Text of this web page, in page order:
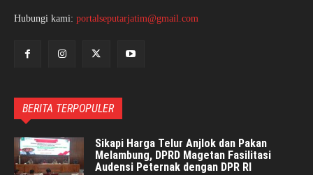
Hubungi kami: portalseputarjatim@gmail.com
BERITA TERPOPULER
Sikapi Harga Telur Anjlok dan Pakan
Melambung, DPRD Magetan Fasilitasi
Audensi Peternak dengan DPR RI